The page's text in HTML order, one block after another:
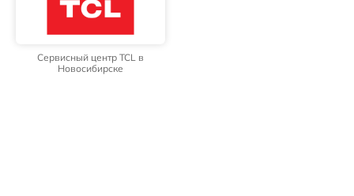
Сервисный центр TCL в
Новосибирске